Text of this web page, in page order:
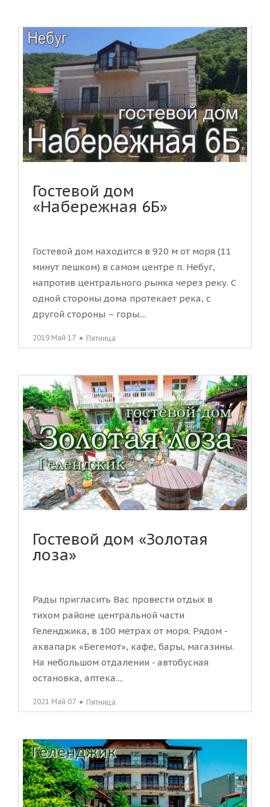
Гостевой дом
«Набережная 6Б»
Гостевой дом находится в 920 м от моря (11
минут пешком) в самом центре п. Небуг,
напротив центрального рынка через реку. С
одной стороны дома протекает река, с
другой стороны – горы....
2019 Май 17 ● Пятница
Гостевой дом «Золотая
лоза»
Рады пригласить Вас провести отдых в
тихом районе центральной части
Геленджика, в 100 метрах от моря. Рядом -
аквапарк «Бегемот», кафе, бары, магазины.
На небольшом отдалении - автобусная
остановка, аптека....
2021 Май 07 ● Пятница